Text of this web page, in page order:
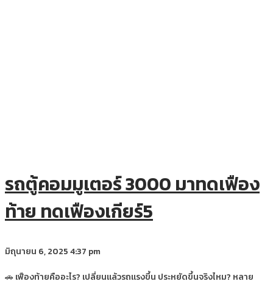
รถตู้คอมมูเตอร์ 3000 มาทดเฟือง
ท้าย ทดเฟืองเกียร์5
มิถุนายน 6, 20254:37 pm
🚗 เฟืองท้ายคืออะไร? เปลี่ยนแล้วรถแรงขึ้น ประหยัดขึ้นจริงไหม? หลาย